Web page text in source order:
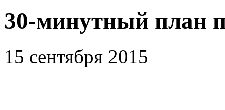
30-минутный план
15 сентября 2015